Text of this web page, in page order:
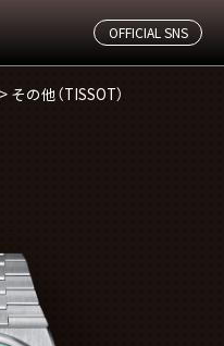
OFFICIAL SNS
> その他（TISSOT）